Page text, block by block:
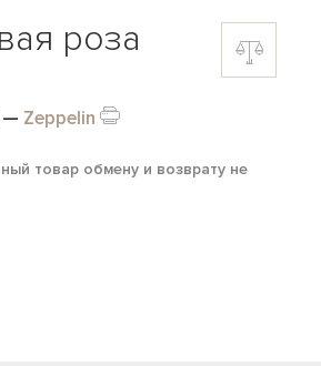
роза
— Zeppelin
товар обмену и возврату не